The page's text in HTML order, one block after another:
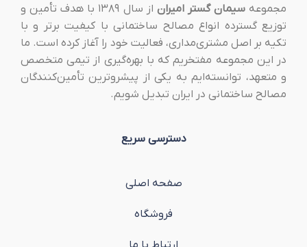
مجموعهسیمان گستر امیران
از سال ۱۳۸۹ با هدف تأمین و
توزیع گسترده انواع مصالح ساختمانی با کیفیت برتر و با
تکیه بر اصل مشتری‌مداری، فعالیت خود را آغاز کرده است. ما
در این مجموعه مفتخریم که با بهره‌گیری از تیمی متخصص
و متعهد، توانسته‌ایم به یکی از پیشروترین تأمین‌کنندگان
مصالح ساختمانی در ایران تبدیل شویم.
دسترسی سریع
صفحه اصلی
فروشگاه